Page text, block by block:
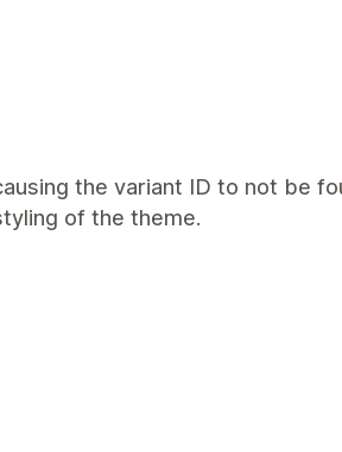
the variant ID to not be
of the theme.